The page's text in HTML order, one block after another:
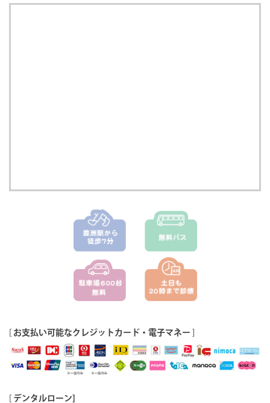
お支払い可能なクレジットカード・電子マネー
デンタルローン]